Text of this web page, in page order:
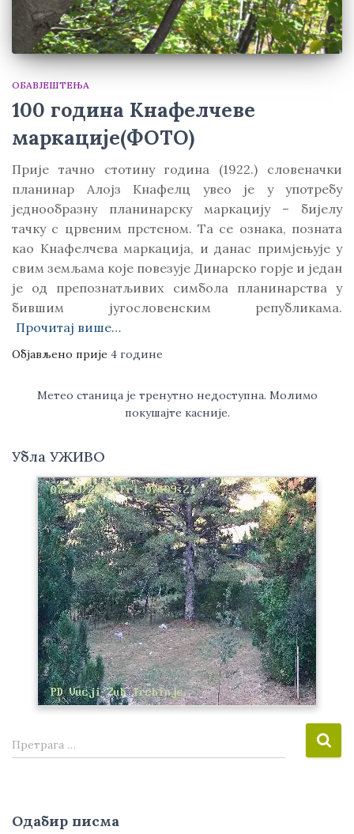
ОБАВЈЕШТЕЊА
100 година Кнафелчеве
маркације(ФОТО)
Прије тaчно стотину година (1922.) словеначки
планинар Алојз Kнафелц увео је у употребу
једнообразну планинарску маркацију – бијелу
тачку с црвеним прстеном. Та се ознака, позната
као Kнафелчева маркација, и данас примјењује у
свим земљама које повезује Динарско горје и један
је од препознатљивих симбола планинарства у
бившим југословенским републикама.
Прочитај више…
Објављено прије 4 године
Метео станица је тренутно недоступна. Молимо
покушајте касније.
Убла УЖИВО
П
р
а
Претрага …
Одабир писма